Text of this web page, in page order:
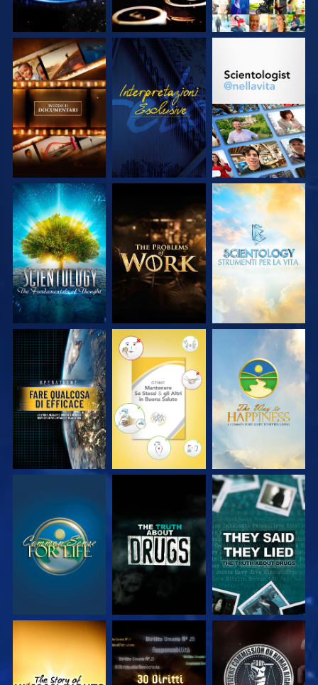
ESPLORA LE
SERIE
GUARDA
ESPLORA LE
ESPLORA LE
SERIE
ESPLORA LE
SERIE
ESPLORA LE
SERIE
GUARDA GUARDA GUARDA
GUARDA GUARDA GUARDA
GUARDA GUARDA GUARDA